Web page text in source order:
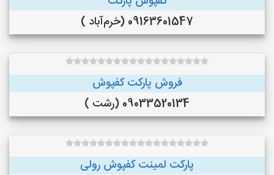
09163601547 (خرم‌آباد )
فروش پارکت کفپوش
09033520134 (رشت )
پارکت لمینت کفپوش رولی